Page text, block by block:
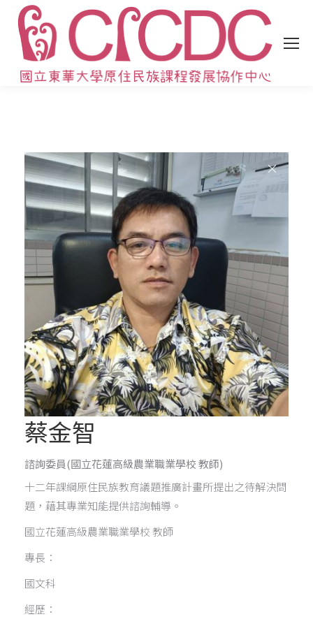
蔡金智
諮詢委員(國立花蓮高級農業職業學校 教師)
十二年課綱原住民族教育議題推廣計畫所提出之待解決問
題，藉其專業知能提供諮詢輔導。
國立花蓮高級農業職業學校 教師
專長：
國文科
經歷：